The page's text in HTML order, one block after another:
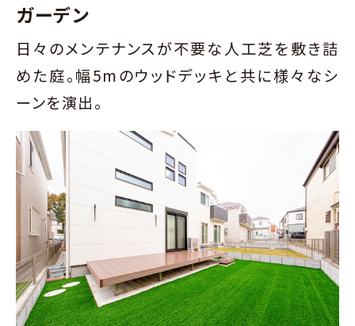
ガーデン
日々のメンテナンスが不要な人工芝を敷き詰
めた庭。幅5mのウッドデッキと共に様々なシ
ーンを演出。